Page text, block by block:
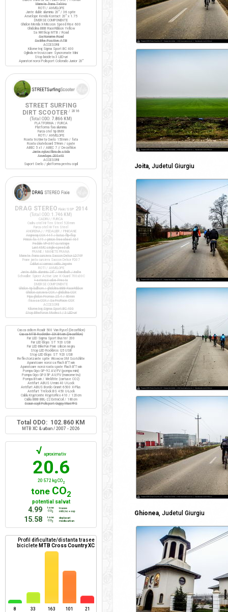
Joita, Judetul Giurgiu
Ghionea, Judetul Giurgiu
Manete frana Tektro
ROTI / ANVELOPE
Jante duble aluminiu 20" / 36 spite
Anvelope Kenda Kontact 20" x 1.75
DIVERSE COMPONENTE
Ghidon Merida X-Mission Speed Rise 600
Ghidolina BBB RaceRibbon Yellow
Sa Wittkop MTB / Road
Sa Noname Road
Sa Bike Positive ATB
ACCESORII
Kilometraj Sigma Sport BC 400
Oglinda retrovizoare Syncromate Mini
Stop bicicleta 3 LED-uri
Aparatori noroi Polisport Colorado Junior 20"
STREET SURFING
DIRT SCOOTER / 2016
(Total ODO: 7.866 KM )
PLATFORMA / FURCA
Platforma fixa aluminiu
Furca otel tip BMX
ROTI / ANVELOPE
Roata trotineta Oxelo 150mm / fata
Roata skateboard 59mm / spate
ABEC 5 x1 / ABEC 7 // Decathlon
Jante nylon/fibra de sticla
Anvelope 200x40
ACCESORII
Suport Oxelo / platforma pentru copil
DRAG STEREO Fixie/SSP 2014
(Total ODO: 1.746 KM )
CADRU / FURCA
Cadru otel Hi-Ten Steel 520mm
Furca otel Hi-Ten Steel
ANGRENAJ / PEDALIER / PINIOANE
Angrenaj COX 44T / butuc flip-flop
Pinion fix 17T / pinion freewheel 16T
Pedale VP-397 cu ratrape
Lant KMC single-speed alb
FRANE / MANETE FRANA
Manete frana cursiera Saccon Dekor LD74P
Frane janta cursiera Saccon Dekor FD07
Cabluri si camasi cablu Jagwire
ROTI / ANVELOPE
Jante duble aluminiu 28" / Handbuilt / inalte
Schwalbe Spicer Active Line K-Guard 700x30C
+ extensii valve Presta
DIVERSE COMPONENTE
Ghidon tip bullhorn / ghidolina BBB RaceRibbon
Ghidon cursiera COX / ghidolina COX
Pipa ghidon Promax 25.4 / 80mm
Tisa sa COX / Sa ProRace COX
ACCESORII
Kilometraj Sigma Sport BC 400
Stop BikeForce Modest / 3 LED-uri
Casca ciclism Roadr 500 Van Rysel (Decathlon)
Casca MTB Rockrider SIX Btwin (Decathlon)
Far LED Sigma Sport Buster 200
Far LED Elops ST 920 USB
Far LED BikeFun Pixie silicon negru
Stop LED Rockbros Q5 USB
Stop LED Elops ST 920 USB
Reflectorizante spite Wowow 3M Scotchlite
Aparatoare noroi sa Flash B'Twin
Aparatoare noroi roata spate Flash B'Twin
Pompa Giyo GP-92 AV/FV (pompa mini)
Pompa Giyo GF-35P AV/FV (manometru)
Pompa Btwin / Weldtite (cartuse CO2)
Antifurt ABUS U-mini 40 U-Lock
Antifurt ABUS Bordo Granit 6500 X-Plus
Antifurt Trelock BS 450 U-Lock
Cablu Kryptonite KryptoFlex 410 / 120cm
Cablu BBB BBL-22 ExtraCoil / 180cm
Scaun copil Polisport Guppy Maxi FFS
Total ODO: 102.860 KM
MTB XC & urban / 2007 - 2026
√ aproximativ
20.6
20 572 kg CO2
tone CO2
potential salvat
4.99
tone
CO2
trasee
mtb/xc + ssp
15.58
tone
CO2
deplasari
mediu urban
Profil dificultate/distanta trasee
biciclete MTB Cross Country XC
8 33 163 101 21